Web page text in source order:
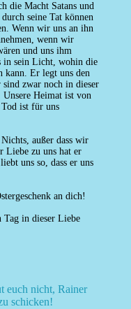
die Macht Satans und
seine Tat können
Wenn wir uns an ihn
wenn wir
und uns ihm
in sein Licht, wohin die
kann. Er legt uns den
zwar noch in dieser
Heimat ist von
ist für uns
außer dass wir
Liebe zu uns hat er
uns so, dass er uns
an dich!
Tag in dieser Liebe
euch nicht, Rainer
schicken!